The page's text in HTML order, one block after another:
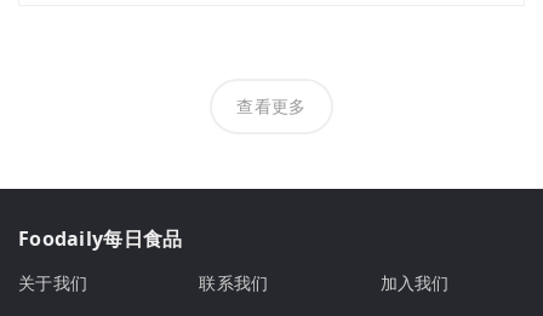
查看更多
Foodaily每日食品
关于我们 联系我们
加入我们